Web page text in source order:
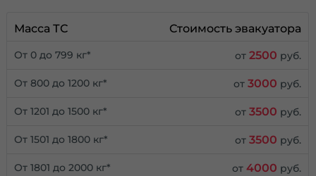
Масса ТС Стоимость эвакуатора
От 0 до 799 кг* от2500 руб.
От 800 до 1200 кг* от3000 руб.
От 1201 до 1500 кг* от3500 руб.
От 1501 до 1800 кг* от3500 руб.
От 1801 до 2000 кг* от4000 руб.